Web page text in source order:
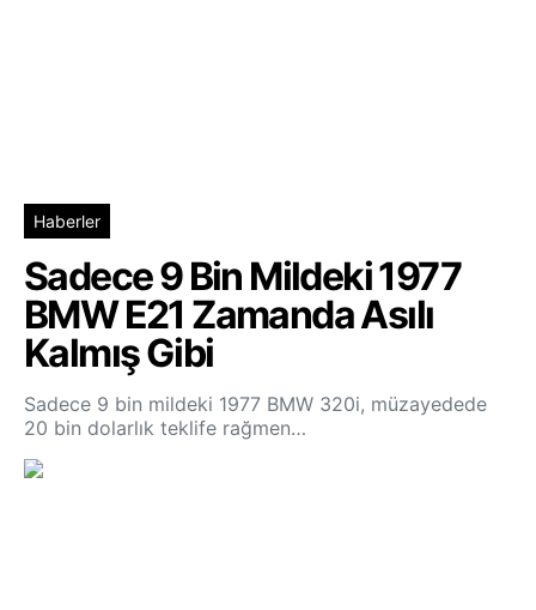
Haberler
Sadece 9 Bin Mildeki 1977
BMW E21 Zamanda Asılı
Kalmış Gibi
Sadece 9 bin mildeki 1977 BMW 320i, müzayedede
20 bin dolarlık teklife rağmen…